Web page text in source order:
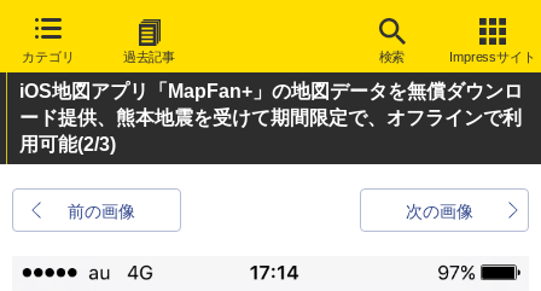
カテゴリ 過去記事 検索 Impressサイト
iOS地図アプリ「MapFan+」の地図データを無償ダウンロ
ード提供、熊本地震を受けて期間限定で、オフラインで利
用可能(2/3)
前の画像 次の画像